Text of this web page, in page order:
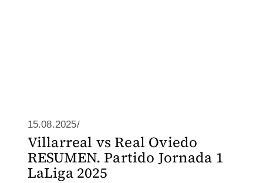
15.08.2025/
Villarreal vs Real Oviedo
RESUMEN. Partido Jornada 1
LaLiga 2025